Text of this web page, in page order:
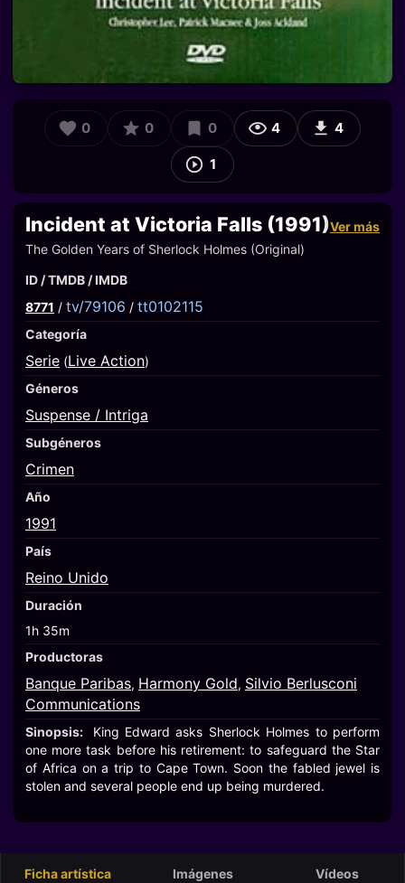
0 0 0 4 4
1
Incident at Victoria Falls (1991)Ver más
The Golden Years of Sherlock Holmes (Original)
ID / TMDB / IMDB
8771 / tv/79106 / tt0102115
Categoría
Serie (Live Action)
Géneros
Suspense / Intriga
Subgéneros
Crimen
Año
1991
País
Reino Unido
Duración
1h 35m
Productoras
Banque Paribas, Harmony Gold, Silvio Berlusconi
Communications
Sinopsis:
King Edward asks Sherlock Holmes to perform
one more task before his retirement: to safeguard the Star
of Africa on a trip to Cape Town. Soon the fabled jewel is
stolen and several people end up being murdered.
Ficha artística Imágenes Vídeos